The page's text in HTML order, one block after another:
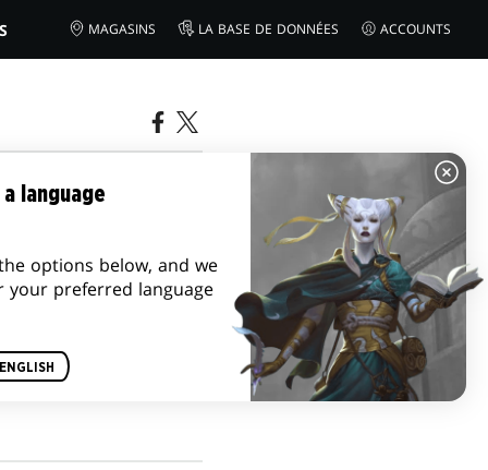
MAGASINS LA BASE DE DONNÉES ACCOUNTS
AVATAR,
CHOSES
language
options below, and we
your preferred language
ENGLISH